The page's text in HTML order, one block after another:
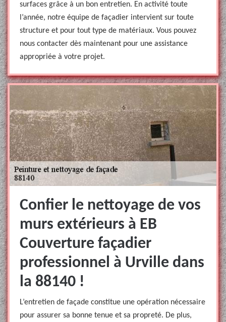
surfaces grâce à un bon entretien. En activité toute
l’année, notre équipe de façadier intervient sur toute
structure et pour tout type de matériaux. Vous pouvez
nous contacter dès maintenant pour une assistance
appropriée à votre projet.
Confier le nettoyage de vos
murs extérieurs à EB
Couverture façadier
professionnel à Urville dans
la 88140 !
L’entretien de façade constitue une opération nécessaire
pour assurer sa bonne tenue et sa propreté. De plus,